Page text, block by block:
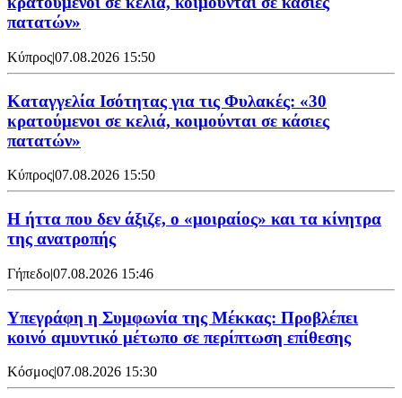
πατατών»
Κύπρος|07.08.2026 15:50
Καταγγελία Ισότητας για τις Φυλακές: «30
κρατούμενοι σε κελιά, κοιμούνται σε κάσιες
πατατών»
Κύπρος07.08.2026 15:50
Η ήττα που δεν άξιζε, ο «μοιραίος» και τα κίνητρα
της ανατροπής
Γήπεδο|07.08.2026 15:46
Υπεγράφη η Συμφωνία της Μέκκας: Προβλέπει
κοινό αμυντικό μέτωπο σε περίπτωση επίθεσης
Κόσμος|07.08.2026 15:30